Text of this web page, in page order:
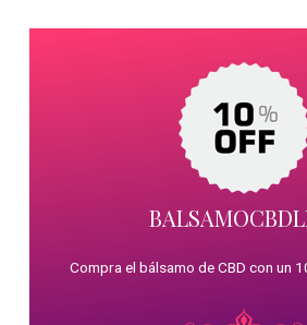
Compra el bálsamo de CBD con un